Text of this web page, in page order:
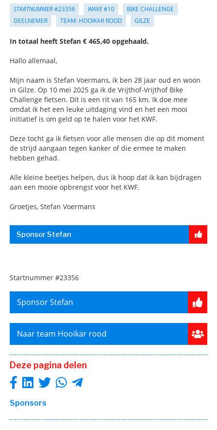
STARTNUMMER#23356 WAVE#10
BIKE CHALLENGE
DEELNEMER
TEAM: HOOIKAR ROOD GILZE
In totaal heeft Stefan € 465,40 opgehaald.
Hallo allemaal,
Mijn naam is Stefan Voermans, ik ben 28 jaar oud en woon
in Gilze. Op 10 mei 2025 ga ik de Vrijthof-Vrijthof Bike
Challenge fietsen. Dit is een rit van 165 km. Ik doe mee
omdat ik het een leuke uitdaging vind en het een mooi
initiatief is om geld op te halen voor het KWF.
Deze tocht ga ik fietsen voor alle mensen die op dit moment
de strijd aangaan tegen kanker of die ermee te maken
hebben gehad.
Alle kleine beetjes helpen, dus ik hoop dat ik kan bijdragen
aan een mooie opbrengst voor het KWF.
Groetjes, Stefan Voermans
Sponsor Stefan
Startnummer #23356
Sponsor Stefan
Naar team Hooikar rood
Deze pagina delen
Sponsors